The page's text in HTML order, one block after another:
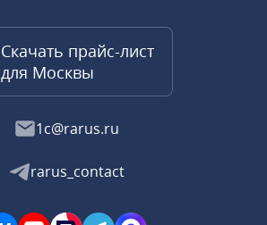
Скачать прайс-лист
для Москвы
1c@rarus.ru
rarus_contact